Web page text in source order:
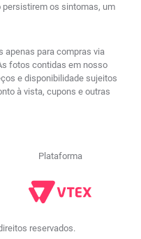
persistirem os sintomas, um
apenas para compras via
fotos contidas em nosso
e disponibilidade sujeitos
à vista, cupons e outras
Plataforma
reservados.